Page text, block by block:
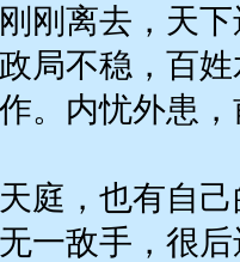
刚离去，天
局不稳，百
。内忧外患
庭，也有自
一敌手，很